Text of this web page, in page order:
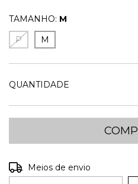
TAMANHO: M
P
M
QUANTIDADE
Entregas para o CEP:
Meios de envio